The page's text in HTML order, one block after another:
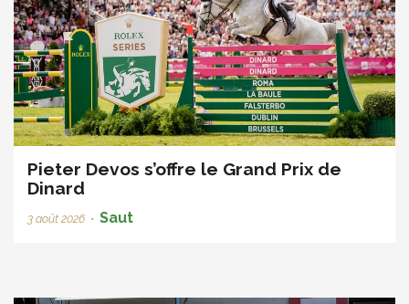
Pieter Devos s’offre le Grand Prix de
Dinard
3 août 2026 • Saut